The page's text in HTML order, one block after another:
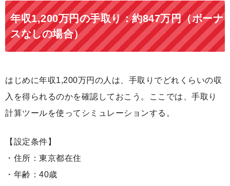
年収1,200万円の手取り：約847万円（ボーナ
スなしの場合）
はじめに年収1,200万円の人は、手取りでどれくらいの収
入を得られるのかを確認しておこう。ここでは、手取り
計算ツールを使ってシミュレーションする。
【設定条件】
・住所：東京都在住
・年齢：40歳